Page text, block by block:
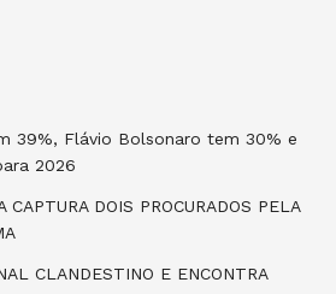
39%, Flávio Bolsonaro tem 30% e
2026
CAPTURA DOIS PROCURADOS PELA
CLANDESTINO E ENCONTRA